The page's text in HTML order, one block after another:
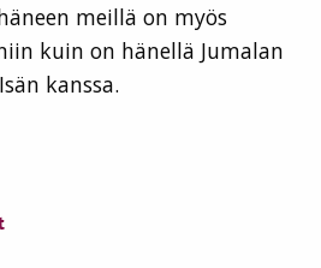
meillä on myös
kuin on hänellä Jumalan
kanssa.